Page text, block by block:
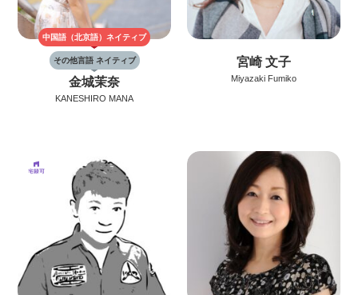
中国語（北京語）ネイティブ
その他言語 ネイティブ
金城茉奈
KANESHIRO MANA
宮崎 文子
Miyazaki Fumiko